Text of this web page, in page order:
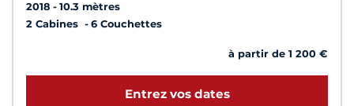
2018
10.3 mètres
2 Cabines
6 Couchettes
à partir de 1 200 €
Entrez vos dates